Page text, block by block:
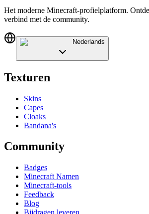
Het moderne Minecraft-profielplatform.
verbind met de community.
Nederlands
Texturen
Skins
Capes
Cloaks
Bandana's
Community
Badges
Minecraft Namen
Minecraft-tools
Feedback
Blog